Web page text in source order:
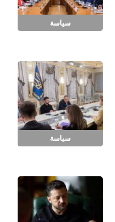
سياسة
سياسة